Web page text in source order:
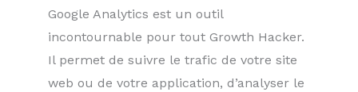
Google Analytics est un outil
incontournable pour tout Growth Hacker.
Il permet de suivre le trafic de votre site
web ou de votre application, d’analyser le